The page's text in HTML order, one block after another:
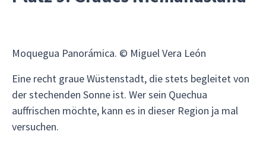
Moquegua Panorámica. © Miguel Vera León
Eine recht graue Wüstenstadt, die stets begleitet von
der stechenden Sonne ist. Wer sein Quechua
auffrischen möchte, kann es in dieser Region ja mal
versuchen.